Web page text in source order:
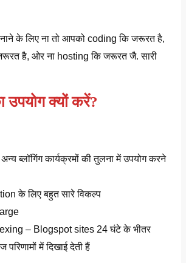
के लिए ना तो आपको coding कि जरूरत है,
है, ओर ना hosting कि जरूरत जै. सारी
उपयोग क्यों करें?
ब्लॉगिंग कार्यक्रमों की तुलना में उपयोग करने
के लिए बहुत सारे विकल्प
– Blogspot sites 24 घंटे के भीतर
में दिखाई देती हैं